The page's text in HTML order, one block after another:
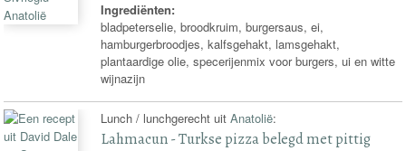
Ingrediënten:
bladpeterselie, broodkruim, burgersaus, ei,
hamburgerbroodjes, kalfsgehakt, lamsgehakt,
plantaardige olie, specerijenmix voor burgers, ui en witte
wijnazijn
Lunch / lunchgerecht uitAnatolië:
Lahmacun - Turkse pizza belegd met pittig